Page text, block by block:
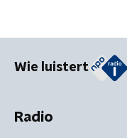
Wie luistert
Radio